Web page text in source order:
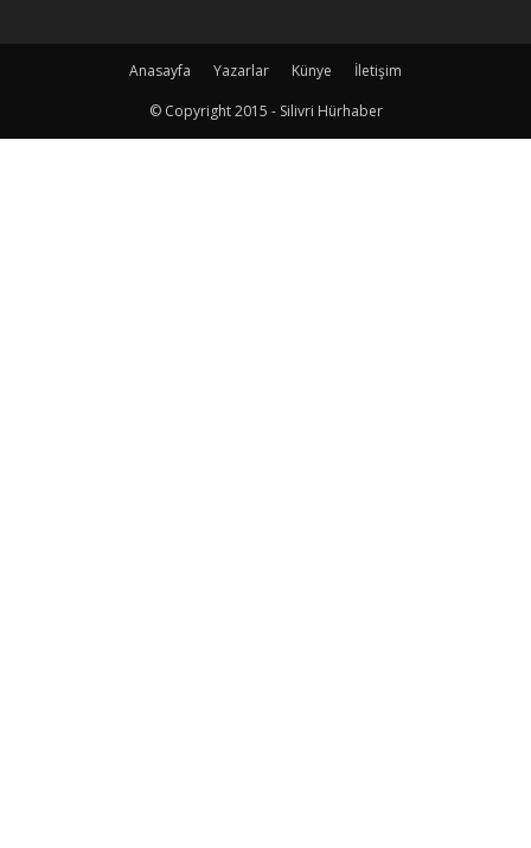
Anasayfa Yazarlar Künye
İletişim
© Copyright 2015 - Silivri Hürhaber